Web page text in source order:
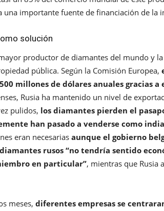
una importante fuente de financiación de la
solución
productor de diamantes del mundo y
pública. Según la Comisión Europea,
millones de dólares anuales gracias a
Rusia ha mantenido un nivel de
pulidos, los diamantes pierden el
han pasado a venderse como
eran necesarias aunque el gobierno
rusos “no tendría sentido
en particular”, mientras que Rusia
meses, diferentes empresas se